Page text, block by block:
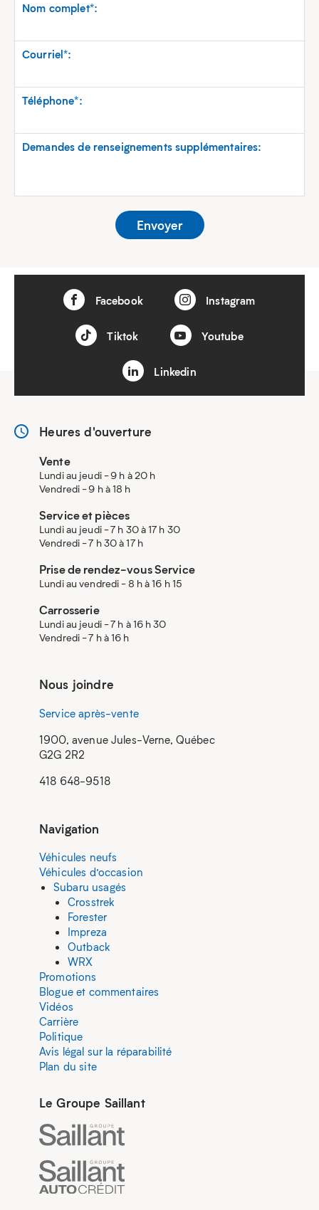
Nom complet*:
Courriel*:
Téléphone*:
Demandes de renseignements supplémentaires:
Facebook Instagram
Tiktok Youtube
Linkedin
Heures d'ouverture
Vente
Lundi au jeudi - 9 h à 20 h
Vendredi - 9 h à 18 h
Service et pièces
Lundi au jeudi - 7 h 30 à 17 h 30
Vendredi - 7 h 30 à 17 h
Prise de rendez-vous Service
Lundi au vendredi - 8 h à 16 h 15
Carrosserie
Lundi au jeudi - 7 h à 16 h 30
Vendredi - 7 h à 16 h
Nous joindre
Service après-vente
1900, avenue Jules-Verne, Québec
G2G 2R2
418 648-9518
Navigation
Véhicules neufs
Véhicules d’occasion
Subaru usagés
Crosstrek
Forester
Impreza
Outback
WRX
Promotions
Blogue et commentaires
Vidéos
Carrière
Politique
Avis légal sur la réparabilité
Plan du site
Le Groupe Saillant